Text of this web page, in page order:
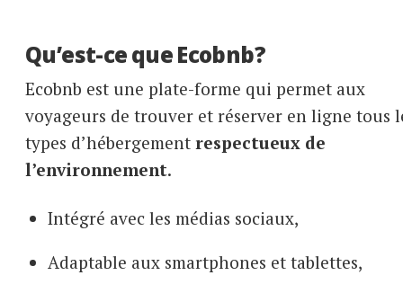
Qu’est-ce que Ecobnb?
Ecobnb est une plate-forme qui permet aux
voyageurs de trouver et réserver en ligne tous
types d’hébergement respectueux de
l’environnement.
Intégré avec les médias sociaux,
Adaptable aux smartphones et tablettes,